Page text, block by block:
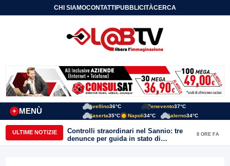
CHI SIAMOCONTATTIPUBBLICITÀCERCA
MENÙ
+
Avellino36°C Benevento37°C
Caserta35°C Napoli34°C Salerno34°C
ULTIME NOTIZIE
Controlli straordinari nel Sannio: tre
denunce per guida in stato di
ebbrezza, un arresto e 1.500 kg di
8 ORE FA